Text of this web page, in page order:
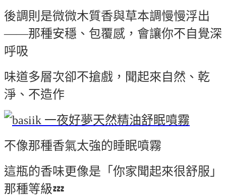
後調則是微微木質香與草本調慢慢浮出
——那種安穩、包覆感，會讓你不自覺深
呼吸
味道多層次卻不搶戲，聞起來自然、乾
淨、不造作
不像那種香氣太強的睡眠噴霧
這瓶的香味更像是「你家聞起來很舒服」
那種等級💤